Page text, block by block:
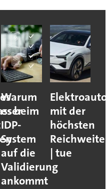
Warum
es beim
IDP-
System
auf die
Validierung
ankommt
mit der
höchsten
Reichweite
| tue